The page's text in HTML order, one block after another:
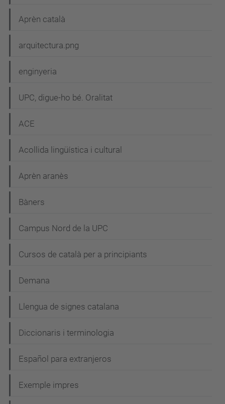
i
ó
Aprèn català
arquitectura.png
enginyeria
UPC, digue-ho bé. Oralitat
ACE
Acollida lingüística i cultural
Aprèn aranès
Bàners
Campus Nord de la UPC
Cursos de català per a principiants
Demana
Llengua de signes catalana
Diccionaris i terminologia
Español para extranjeros
Exemple impres